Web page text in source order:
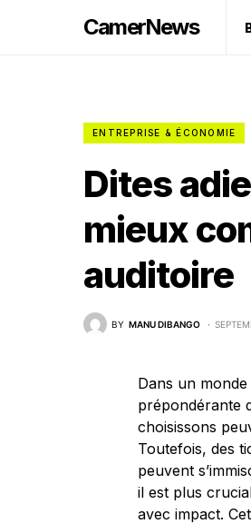
CamerNews
ENTREPRISE & ÉCONOMIE
Dites
mieux
auditoire
BY MANU DIBANGO
Dans un
prépondérante
choisissons
Toutefois, des
peuvent
il est plus
avec impact.